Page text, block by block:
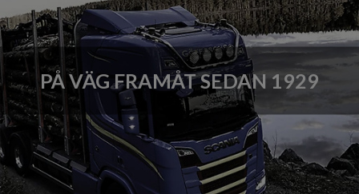
Våra varumärken
Socialt ansvar
Nyhetsarkiv
Karriär på Abkati
Öppettider:
Mån-tors:
8.15-16.30Fre:8.15-
16.00
PÅ VÄG FRAMÅT SEDAN 1929